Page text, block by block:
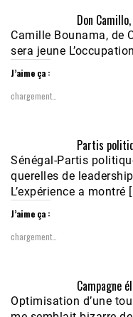
Don
Camille Bounama, de
sera jeune
J’aime ça :
chargement…
Partis
Sénégal-Partis
querelles de
L’expérience a montré
J’aime ça :
chargement…
Campagne
Optimisation d’une